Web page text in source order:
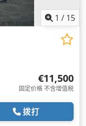
1 / 15
€11,500
固定价格 不含增值税
拨打